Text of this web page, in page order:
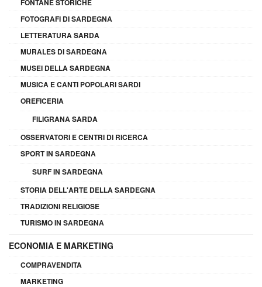
FONTANE STORICHE
FOTOGRAFI DI SARDEGNA
LETTERATURA SARDA
MURALES DI SARDEGNA
MUSEI DELLA SARDEGNA
MUSICA E CANTI POPOLARI SARDI
OREFICERIA
FILIGRANA SARDA
OSSERVATORI E CENTRI DI RICERCA
SPORT IN SARDEGNA
SURF IN SARDEGNA
STORIA DELL'ARTE DELLA SARDEGNA
TRADIZIONI RELIGIOSE
TURISMO IN SARDEGNA
ECONOMIA E MARKETING
COMPRAVENDITA
MARKETING